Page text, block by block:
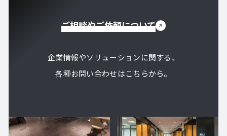
ご相談やご依頼について
企業情報やソリューションに関する、
各種お問い合わせはこちらから。